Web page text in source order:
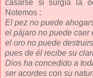
casarse si surgía la
Notemos :
El pez no puede
el pájaro no puede caer
el oro no puede
pues de él recibe su
Dios ha concedido a
ser acordes con su